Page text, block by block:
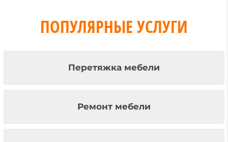
ПОПУЛЯРНЫЕ УСЛУГИ
Перетяжка мебели
Ремонт мебели